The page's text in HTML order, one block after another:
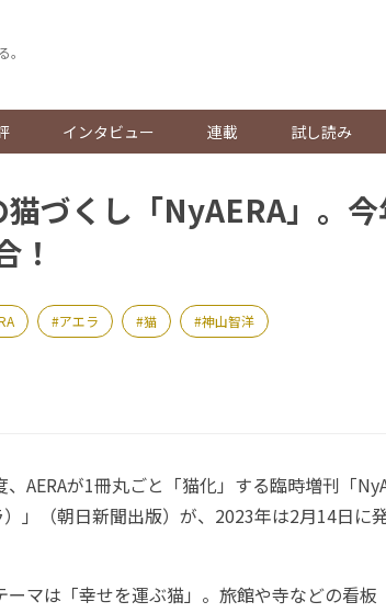
。
インタビュー 連載 試し読み
づくし「NyAERA」。
！
アエラ 猫 神山智洋
AERAが1冊丸ごと「猫化」する臨時増刊「
）」（朝日新聞出版）が、2023年は2月14日に
マは「幸せを運ぶ猫」。旅館や寺などの看板